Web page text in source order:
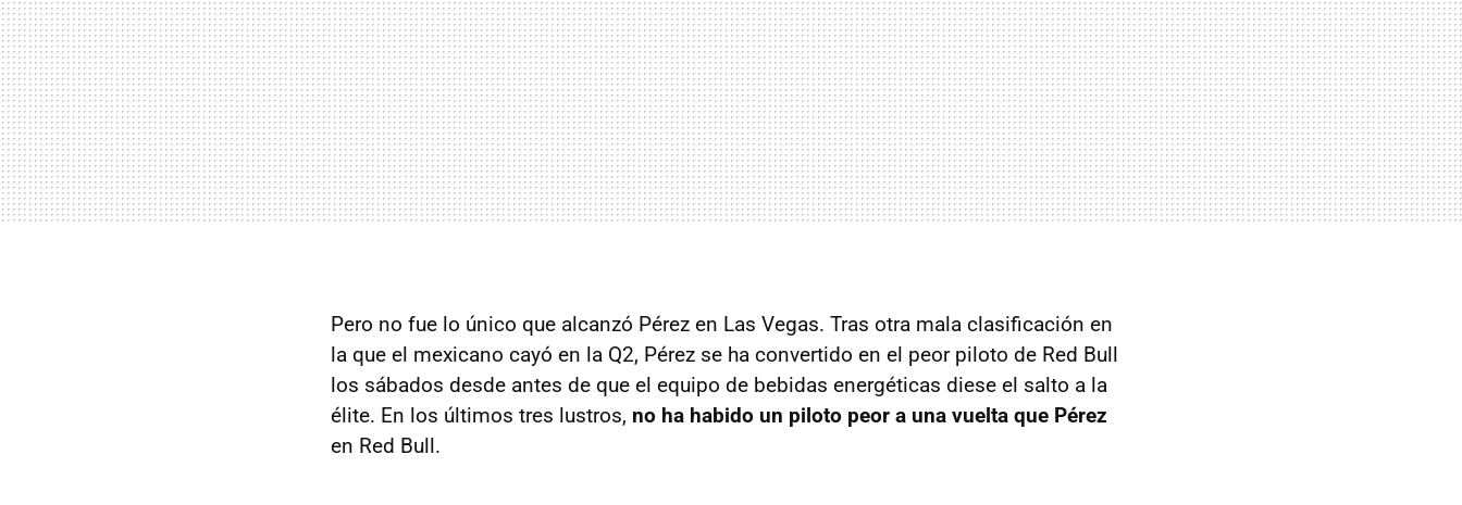
Pero no fue lo único que alcanzó Pérez en Las Vegas. Tras otra mala clasificación en
la que el mexicano cayó en la Q2, Pérez se ha convertido en el peor piloto de Red Bull
los sábados desde antes de que el equipo de bebidas energéticas diese el salto a la
élite. En los últimos tres lustros, no ha habido un piloto peor a una vuelta que Pérez
en Red Bull.